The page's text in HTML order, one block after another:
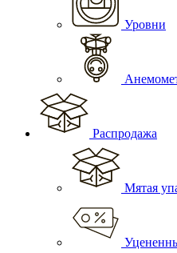
Уровни
Распродажа
Мятая